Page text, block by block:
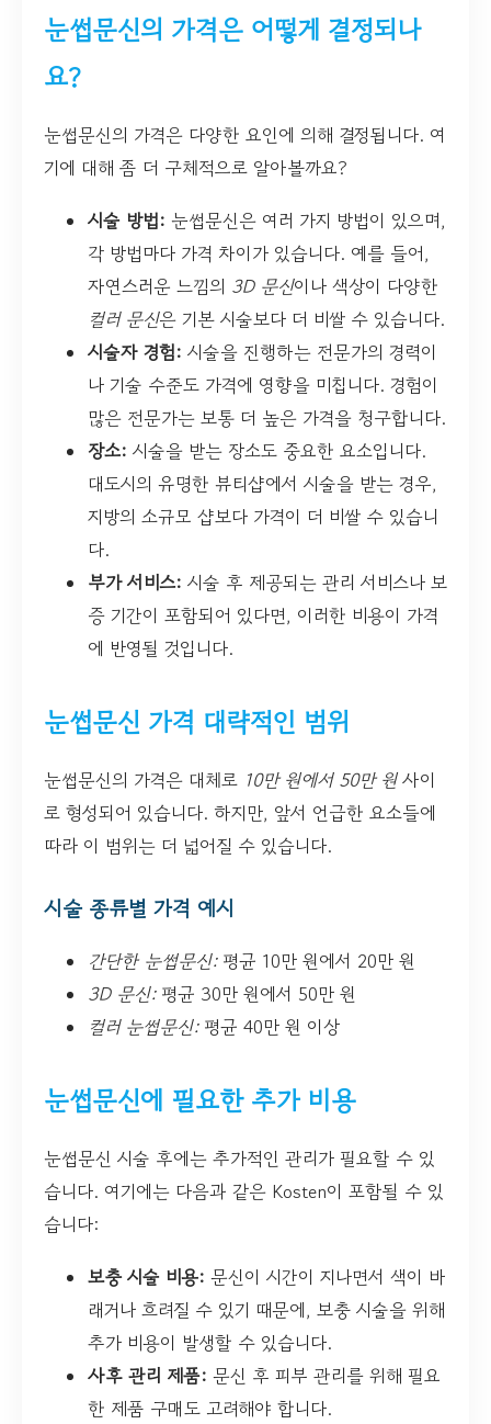
눈썹문신의 가격은 어떻게 결정되나
요?
눈썹문신의 가격은 다양한 요인에 의해 결정됩니다. 여
기에 대해 좀 더 구체적으로 알아볼까요?
시술 방법: 눈썹문신은 여러 가지 방법이 있으며,
각 방법마다 가격 차이가 있습니다. 예를 들어,
자연스러운 느낌의 3D 문신이나 색상이 다양한
컬러 문신은 기본 시술보다 더 비쌀 수 있습니다.
시술자 경험: 시술을 진행하는 전문가의 경력이
나 기술 수준도 가격에 영향을 미칩니다. 경험이
많은 전문가는 보통 더 높은 가격을 청구합니다.
장소: 시술을 받는 장소도 중요한 요소입니다.
대도시의 유명한 뷰티샵에서 시술을 받는 경우,
지방의 소규모 샵보다 가격이 더 비쌀 수 있습니
다.
부가 서비스: 시술 후 제공되는 관리 서비스나 보
증 기간이 포함되어 있다면, 이러한 비용이 가격
에 반영될 것입니다.
눈썹문신 가격 대략적인 범위
눈썹문신의 가격은 대체로 10만 원에서 50만 원사이
로 형성되어 있습니다. 하지만, 앞서 언급한 요소들에
따라 이 범위는 더 넓어질 수 있습니다.
시술 종류별 가격 예시
간단한 눈썹문신:평균 10만 원에서 20만 원
3D 문신:평균 30만 원에서 50만 원
컬러 눈썹문신:평균 40만 원 이상
눈썹문신에 필요한 추가 비용
눈썹문신 시술 후에는 추가적인 관리가 필요할 수 있
습니다. 여기에는 다음과 같은 Kosten이 포함될 수 있
습니다:
보충 시술 비용: 문신이 시간이 지나면서 색이 바
래거나 흐려질 수 있기 때문에, 보충 시술을 위해
추가 비용이 발생할 수 있습니다.
사후 관리 제품: 문신 후 피부 관리를 위해 필요
한 제품 구매도 고려해야 합니다.